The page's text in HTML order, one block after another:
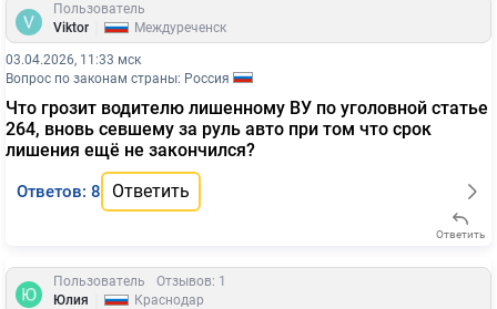
Пользователь
Viktor
Междуреченск
03.04.2026, 11:33 мск
Вопрос по законам страны: Россия
Что грозит водителю лишенному ВУ по уголовной статье
264, вновь севшему за руль авто при том что срок
лишения ещё не закончился?
Ответов: 8 Ответить
Ответить
Пользователь
Отзывов: 1
Юлия
Краснодар